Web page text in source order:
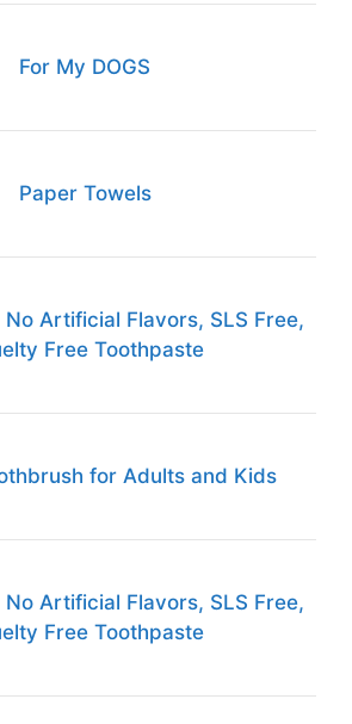
For My DOGS
Paper Towels
No Artificial Flavors, SLS Free,
Free Toothpaste
for Adults and Kids
No Artificial Flavors, SLS Free,
Free Toothpaste